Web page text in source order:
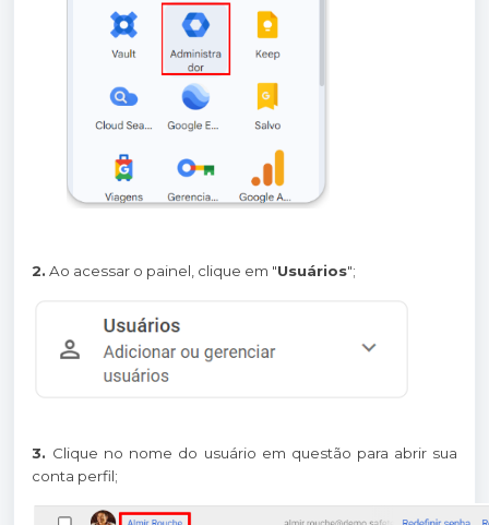
2. Ao acessar o painel, clique em "Usuários";
3. Clique no nome do usuário em questão para abrir sua
conta perfil;